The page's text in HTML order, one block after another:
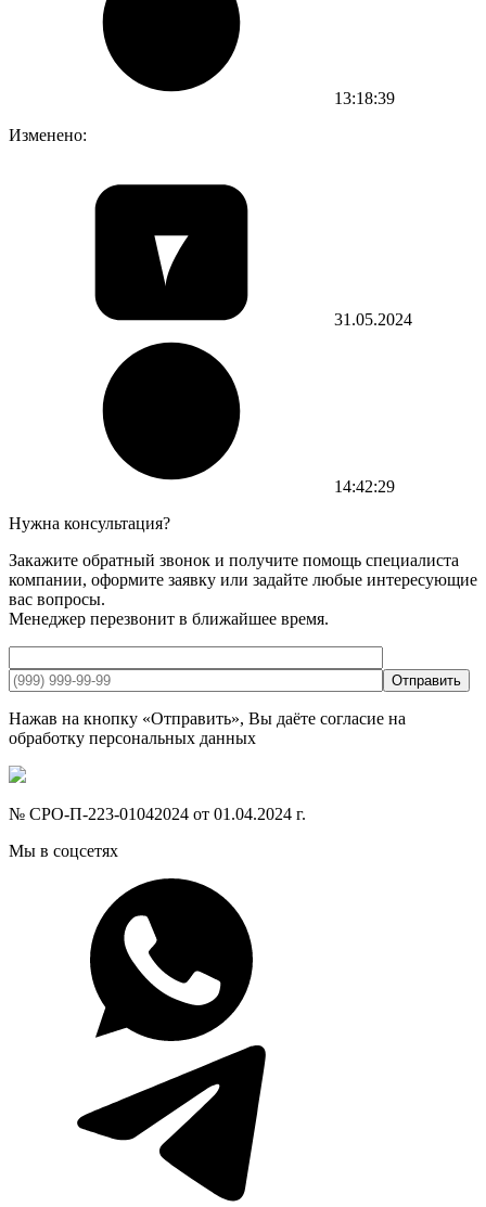
13:18:39
Изменено:
31.05.2024
14:42:29
Нужна консультация?
Закажите обратный звонок и получите помощь специалиста
компании, оформите заявку или задайте любые интересующие
вас вопросы.
Менеджер перезвонит в ближайшее время.
Отправить
Нажав на кнопку «Отправить», Вы даёте согласие на
обработку персональных данных
№ СРО-П-223-01042024 от 01.04.2024 г.
Мы в соцсетях